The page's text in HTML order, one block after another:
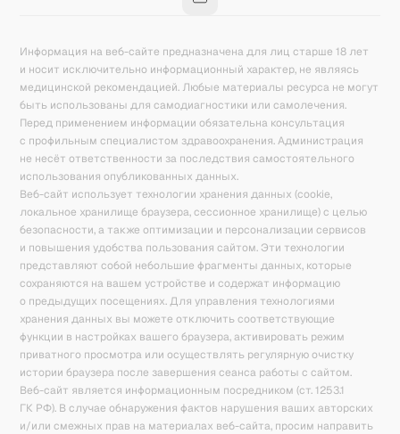
Информация на веб-сайте предназначена для лиц старше 18 лет
и носит исключительно информационный характер, не являясь
медицинской рекомендацией. Любые материалы ресурса не могут
быть использованы для самодиагностики или самолечения.
Перед применением информации обязательна консультация
с профильным специалистом здравоохранения. Администрация
не несёт ответственности за последствия самостоятельного
использования опубликованных данных.
Веб-сайт использует технологии хранения данных (cookie,
локальное хранилище браузера, сессионное хранилище) с целью
безопасности, а также оптимизации и персонализации сервисов
и повышения удобства пользования сайтом. Эти технологии
представляют собой небольшие фрагменты данных, которые
сохраняются на вашем устройстве и содержат информацию
о предыдущих посещениях. Для управления технологиями
хранения данных вы можете отключить соответствующие
функции в настройках вашего браузера, активировать режим
приватного просмотра или осуществлять регулярную очистку
истории браузера после завершения сеанса работы с сайтом.
Веб-сайт является информационным посредником (ст. 1253.1
ГК РФ). В случае обнаружения фактов нарушения ваших авторских
и/или смежных прав на материалах веб-сайта, просим направить